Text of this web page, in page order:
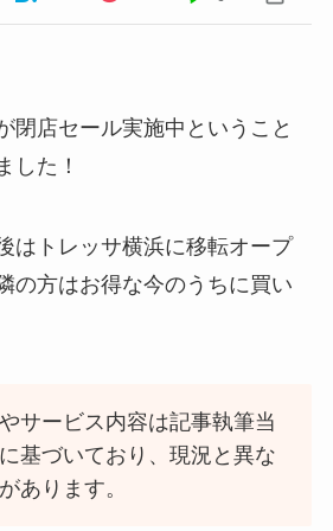
閉店セール実施中ということ
した！
はトレッサ横浜に移転オープ
の方はお得な今のうちに買い
サービス内容は記事執筆当
基づいており、現況と異な
あります。